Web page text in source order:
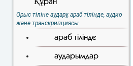
Орыс тіліне аудару, араб тілінде, аудио
және транскрипциясы
араб тілінде
аударымдар